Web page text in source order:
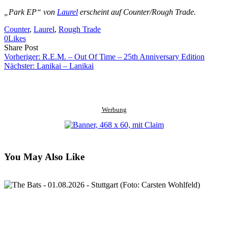
„Park EP“ von Laurel erscheint auf Counter/Rough Trade.
Counter, Laurel, Rough Trade
0Likes
Share PostShare
on
Facebook
Copy
URL
to
Send
Link
via
Vorheriger: R.E.M. – Out Of Time – 25th Anniversary Edition
Nächster: Lanikai – Lanikai
Werbung
You May Also Like